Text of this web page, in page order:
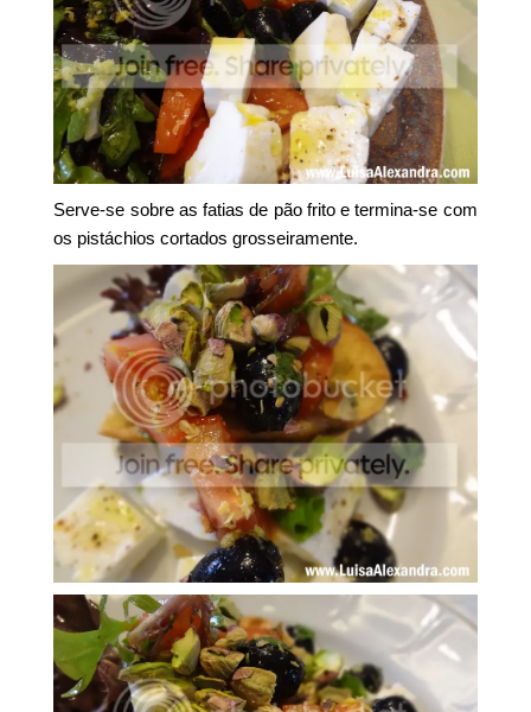
Serve-se sobre as fatias de pão frito e termina-se com
os pistáchios cortados grosseiramente.